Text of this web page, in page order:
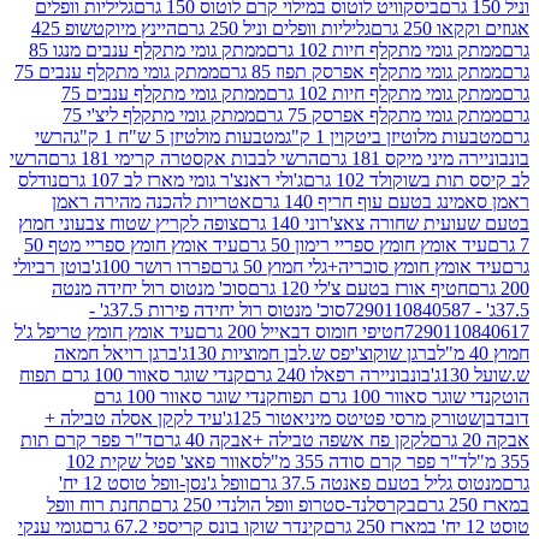
ביסקוויט לוטוס במילוי קרם לוטוס 150 גרם
גליליות וופלים
גרם
גליליות וופלים וניל 250 גרם
היינץ מיוקטשופ 425
מתקלף חיות 102 גרם
ממתק גומי מתקלף ענבים מנגו 85
מתקלף אפרסק תפוז 85 גרם
ממתק גומי מתקלף ענבים 75
מתקלף חיות 102 גרם
ממתק גומי מתקלף ענבים 75
מתקלף אפרסק 75 גרם
ממתק גומי מתקלף ליצ'י 75
ביטקוין 1 ק"ג
מטבעות מולטיזן 5 ש"ח 1 ק"ג
הרשי
מיקס 181 גרם
הרשי לבבות אקסטרה קרימי 181 גרם
הרשי
102 גרם
ג'ולי ראנצ'ר גומי מארז לב 107 גרם
נודלס
עוף חריף 140 גרם
אטריות להכנה מהירה ראמן
שחורה צאצ'רוני 140 גרם
צופה לקריץ שטוח צבעוני חמוץ
חומץ ספריי רימון 50 גרם
עיד אומץ חומץ ספריי מטף 50
חומץ סוכריה+גלי חמוץ 50 גרם
פררו רושר 100ג'
בוטן רביולי
אורז בטעם צ'לי 120 גרם
סוכ' מנטוס רול יחידה מנטה
סוכ' מנטוס רול יחידה פירות 37.5ג' -
חטיפי חומוס דבאייל 200 גרם
עיד אומץ חומץ טריפל ג'ל
ברגן שוקוצ'יפס ש.לבן חמוציות 130ג'
ברגן רויאל חמאה
בונבוניירה רפאלו 240 גרם
קנדי שוגר סאוור 100 גרם תפוח
100 גרם תפוח
קנדי שוגר סאוור 100 גרם
מרסי פטיטס מיניאטור 125ג'
עיד לקקן אסלה טבילה +
לקקן פח אשפה טבילה +אבקה 40 גרם
ד"ר פפר קרם תות
פפר קרם סודה 355 מ"ל
סאוור פאצ' פטל שקית 102
בטעם פאנטה 37.5 גרם
וופל ג'נסן-וופל טוסט 12 יח'
בקרסלנד-סטרופ וופל הולנדי 250 גרם
תחנת רוח וופל
קינדר שוקו בונס קריספי 67.2 גרם
גומי ענקי